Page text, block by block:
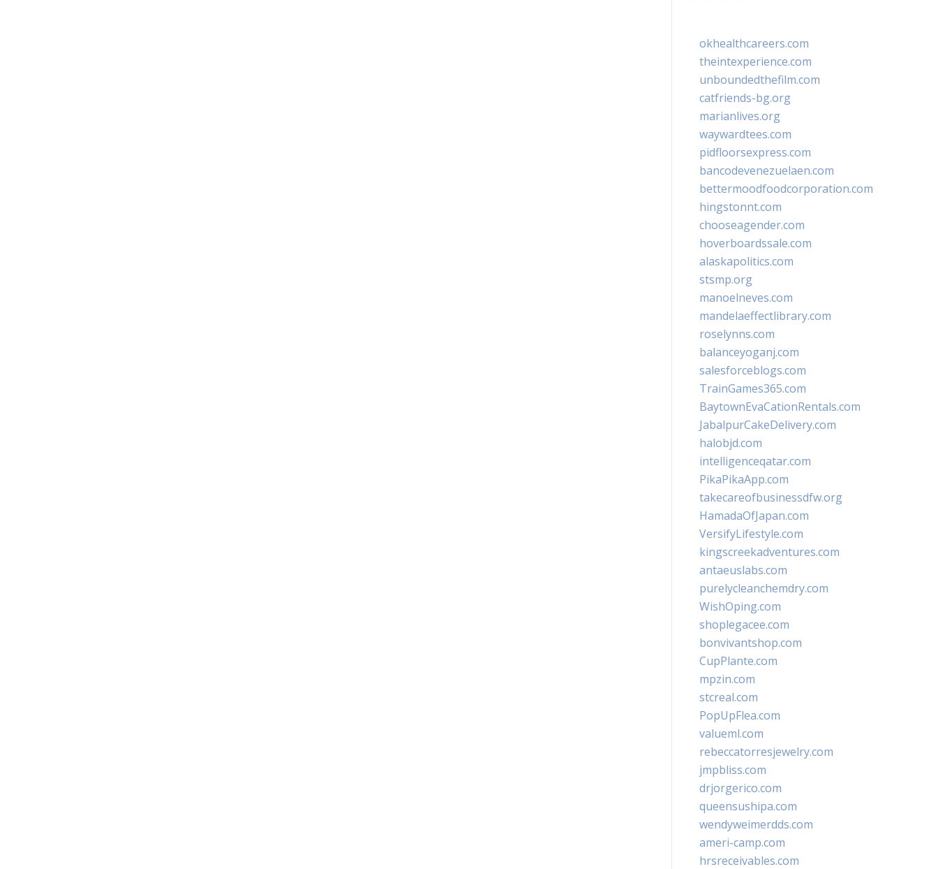
okhealthcareers.com
theintexperience.com
unboundedthefilm.com
catfriends-bg.org
marianlives.org
waywardtees.com
pidfloorsexpress.com
bancodevenezuelaen.com
bettermoodfoodcorporation.com
hingstonnt.com
chooseagender.com
hoverboardssale.com
alaskapolitics.com
stsmp.org
manoelneves.com
mandelaeffectlibrary.com
roselynns.com
balanceyoganj.com
salesforceblogs.com
TrainGames365.com
BaytownEvaCationRentals.com
JabalpurCakeDelivery.com
halobjd.com
intelligenceqatar.com
PikaPikaApp.com
takecareofbusinessdfw.org
HamadaOfJapan.com
VersifyLifestyle.com
kingscreekadventures.com
antaeuslabs.com
purelycleanchemdry.com
WishOping.com
shoplegacee.com
bonvivantshop.com
CupPlante.com
mpzin.com
stcreal.com
PopUpFlea.com
valueml.com
rebeccatorresjewelry.com
jmpbliss.com
drjorgerico.com
queensushipa.com
wendyweimerdds.com
ameri-camp.com
hrsreceivables.com